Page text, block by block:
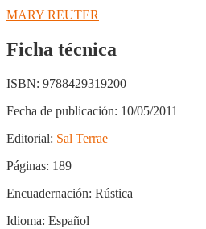
MARY REUTER
Ficha técnica
ISBN: 9788429319200
Fecha de publicación: 10/05/2011
Editorial: Sal Terrae
Páginas: 189
Encuadernación: Rústica
Idioma: Español